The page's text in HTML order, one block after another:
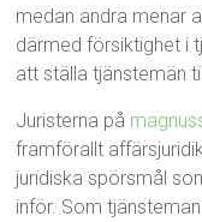
medan andra menar
därmed försiktighet i
att ställa tjänstemän
Juristerna på
framförallt
juridiska spörsmål
inför. Som